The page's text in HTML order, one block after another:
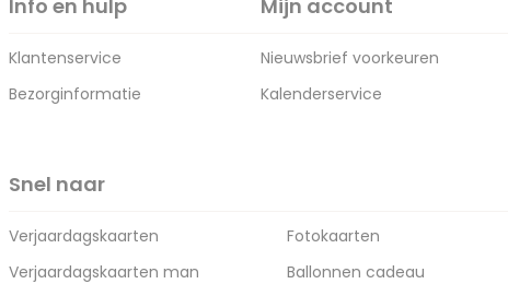
Info en hulp
Klantenservice
Bezorginformatie
Mijn account
Nieuwsbrief voorkeuren
Kalenderservice
Snel naar
Verjaardagskaarten
Verjaardagskaarten man
Fotokaarten
Ballonnen cadeau